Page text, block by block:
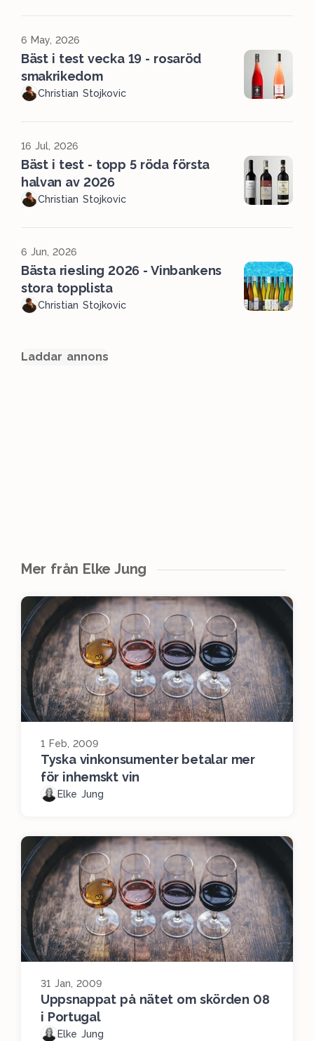
6 May, 2026
Bäst i test vecka 19 - rosaröd
smakrikedom
Christian Stojkovic
16 Jul, 2026
Bäst i test - topp 5 röda första
halvan av 2026
Christian Stojkovic
6 Jun, 2026
Bästa riesling 2026 - Vinbankens
stora topplista
Christian Stojkovic
Laddar annons
Mer från Elke Jung
1 Feb, 2009
Tyska vinkonsumenter betalar mer
för inhemskt vin
Elke Jung
31 Jan, 2009
Uppsnappat på nätet om skörden 08
i Portugal
Elke Jung